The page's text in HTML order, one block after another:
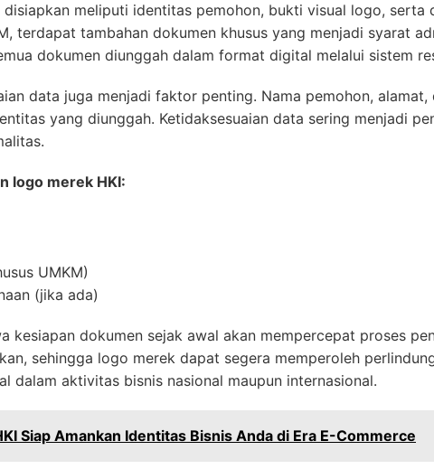
meliputi identitas pemohon, bukti visual logo, serta
terdapat tambahan dokumen khusus yang menjadi syarat
dokumen diunggah dalam format digital melalui sistem
data juga menjadi faktor penting. Nama pemohon, alamat,
yang diunggah. Ketidaksesuaian data sering menjadi
logo merek HKI:
UMKM)
(jika ada)
kesiapan dokumen sejak awal akan mempercepat proses
sehingga logo merek dapat segera memperoleh
dalam aktivitas bisnis nasional maupun internasional.
Siap Amankan Identitas Bisnis Anda di Era E-Commerce